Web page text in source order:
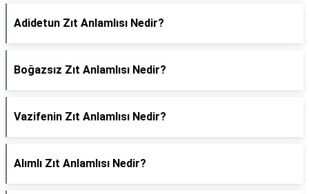
Adidetun Zıt Anlamlısı Nedir?
Boğazsız Zıt Anlamlısı Nedir?
Vazifenin Zıt Anlamlısı Nedir?
Alımlı Zıt Anlamlısı Nedir?